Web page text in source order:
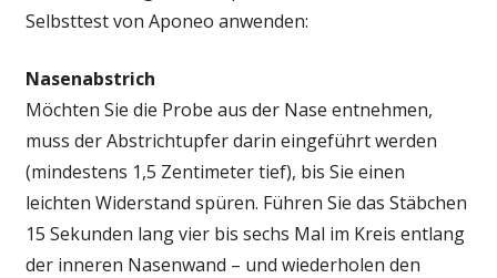
Selbsttest von Aponeo anwenden:
Nasenabstrich
Möchten Sie die Probe aus der Nase entnehmen,
muss der Abstrichtupfer darin eingeführt werden
(mindestens 1,5 Zentimeter tief), bis Sie einen
leichten Widerstand spüren. Führen Sie das Stäbchen
15 Sekunden lang vier bis sechs Mal im Kreis entlang
der inneren Nasenwand – und wiederholen den